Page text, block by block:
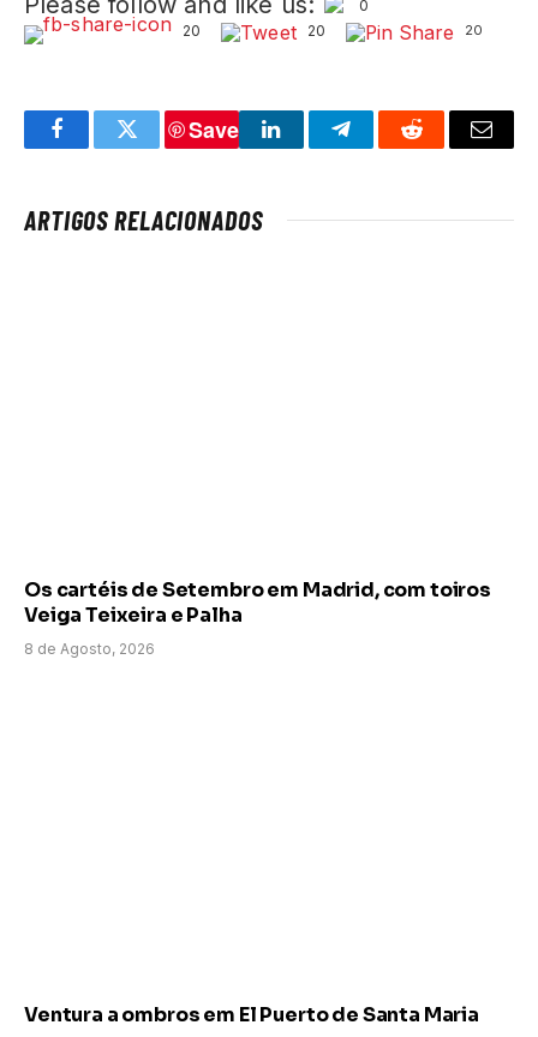
0
20
20 20
FacebookTwitter
Save
LinkedInTelegramReddit Email
ARTIGOS RELACIONADOS
Os cartéis de Setembro em Madrid, com toiros
Veiga Teixeira e Palha
8 de Agosto, 2026
Ventura a ombros em El Puerto de Santa Maria